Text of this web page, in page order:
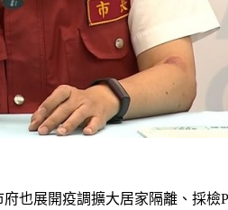
展開疫調擴大居家隔離、採檢